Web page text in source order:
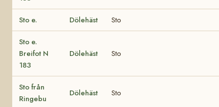
Sto e. Dölehäst Sto
Sto e.
Breifot N
183
Dölehäst Sto
Sto från
Ringebu
Dölehäst Sto